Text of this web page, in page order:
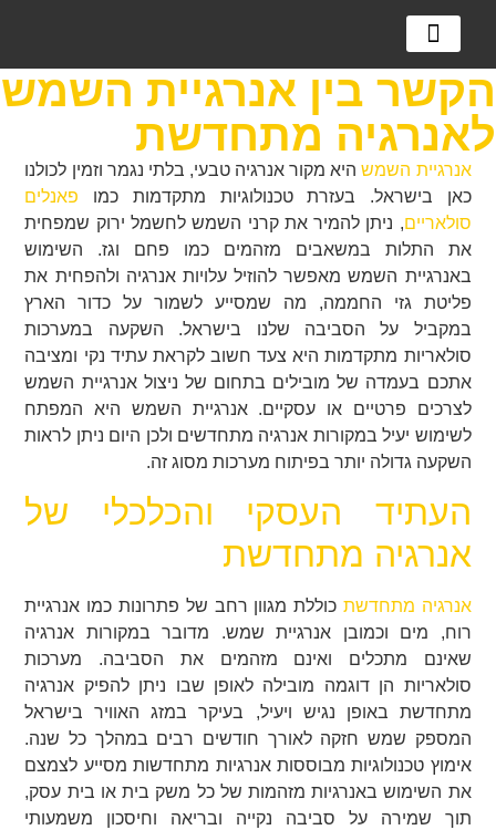
הקשר בין אנרגיית השמש
לאנרגיה מתחדשת
אנרגיית השמשהיא מקור אנרגיה טבעי, בלתי נגמר וזמין לכולנו
כאן בישראל. בעזרת טכנולוגיות מתקדמות כמו פאנלים
סולאריים, ניתן להמיר את קרני השמש לחשמל ירוק שמפחית
את התלות במשאבים מזהמים כמו פחם וגז. השימוש
באנרגיית השמש מאפשר להוזיל עלויות אנרגיה ולהפחית את
פליטת גזי החממה, מה שמסייע לשמור על כדור הארץ
במקביל על הסביבה שלנו בישראל. השקעה במערכות
סולאריות מתקדמות היא צעד חשוב לקראת עתיד נקי ומציבה
אתכם בעמדה של מובילים בתחום של ניצול אנרגיית השמש
לצרכים פרטיים או עסקיים. אנרגיית השמש היא המפתח
לשימוש יעיל במקורות אנרגיה מתחדשים ולכן היום ניתן לראות
השקעה גדולה יותר בפיתוח מערכות מסוג זה.
העתיד העסקי והכלכלי של
אנרגיה מתחדשת
אנרגיה מתחדשת כוללת מגוון רחב של פתרונות כמו אנרגיית
רוח, מים וכמובן אנרגיית שמש. מדובר במקורות אנרגיה
שאינם מתכלים ואינם מזהמים את הסביבה. מערכות
סולאריות הן דוגמה מובילה לאופן שבו ניתן להפיק אנרגיה
מתחדשת באופן נגיש ויעיל, בעיקר במזג האוויר בישראל
המספק שמש חזקה לאורך חודשים רבים במהלך כל שנה.
אימוץ טכנולוגיות מבוססות אנרגיות מתחדשות מסייע לצמצם
את השימוש באנרגיות מזהמות של כל משק בית או בית עסק,
תוך שמירה על סביבה נקייה ובריאה וחיסכון משמעותי